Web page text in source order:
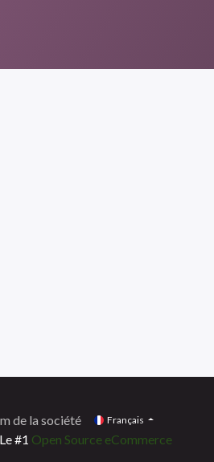
de la société Français
#1 Open Source eCommerce